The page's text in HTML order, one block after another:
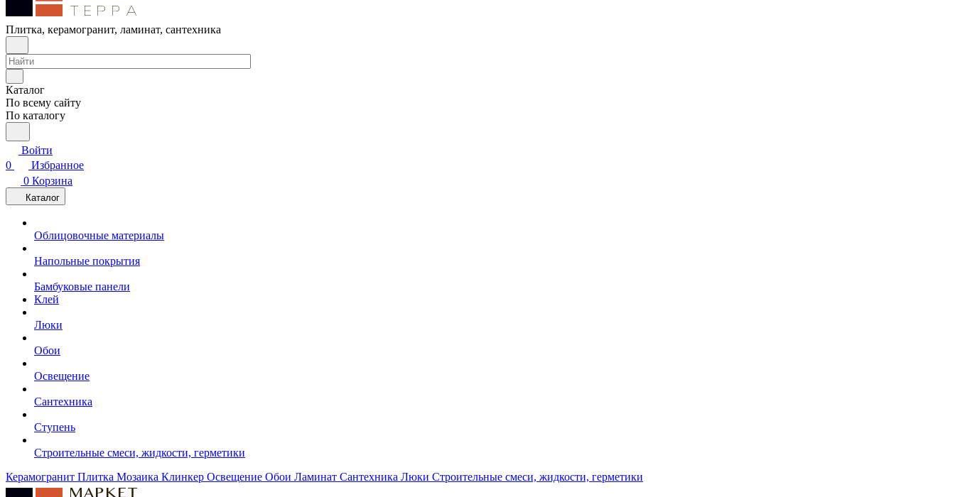
Плитка, керамогранит, ламинат, сантехника
Каталог
По всему сайту
По каталогу
Войти
0
Избранное
0 Корзина
Каталог
Облицовочные материалы
Напольные покрытия
Бамбуковые панели
Клей
Люки
Обои
Освещение
Сантехника
Ступень
Строительные смеси, жидкости, герметики
Керамогранит Плитка Мозаика Клинкер Освещение Обои Ламинат Сантехника Люки Строительные смеси, жидкости, герметики